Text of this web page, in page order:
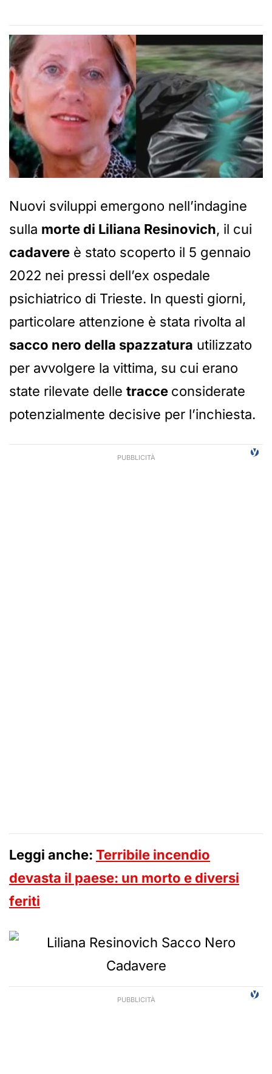
Nuovi sviluppi emergono nell’indagine
sulla morte di Liliana Resinovich, il cui
cadavere è stato scoperto il 5 gennaio
2022 nei pressi dell’ex ospedale
psichiatrico di Trieste. In questi giorni,
particolare attenzione è stata rivolta al
sacco nero della spazzatura utilizzato
per avvolgere la vittima, su cui erano
state rilevate delle tracce considerate
potenzialmente decisive per l’inchiesta.
Leggi anche: Terribile incendio
devasta il paese: un morto e diversi
feriti